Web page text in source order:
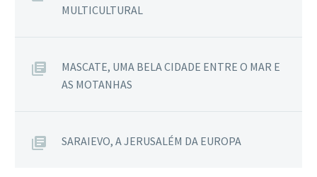
MULTICULTURAL
MASCATE, UMA BELA CIDADE ENTRE O MAR E
AS MOTANHAS
SARAIEVO, A JERUSALÉM DA EUROPA